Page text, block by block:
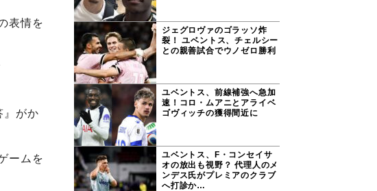
表情を
』がか
ームを
ジェグロヴァのゴラッソ炸
裂！ ユベントス、チェルシー
との親善試合でウノゼロ勝利
ユベントス、前線補強へ急加
速！コロ・ムアニとアライベ
ゴヴィッチの獲得間近に
ユベントス、F・コンセイサ
オの放出も視野？ 代理人のメ
ンデス氏がプレミアのクラブ
へ打診か…